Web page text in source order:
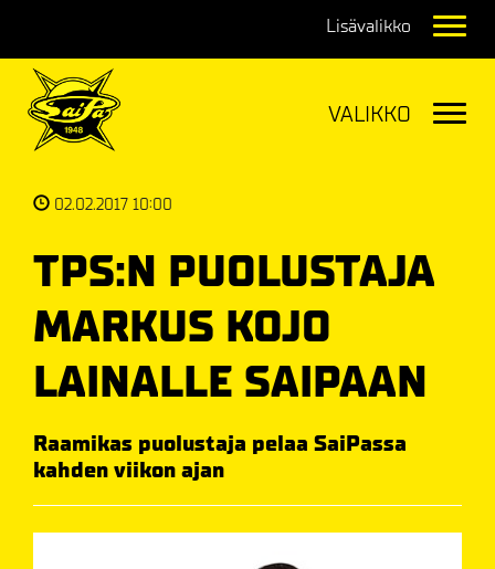
02.02.2017 10:00
TPS:N PUOLUSTAJA
MARKUS KOJO
LAINALLE SAIPAAN
Raamikas puolustaja pelaa SaiPassa
kahden viikon ajan